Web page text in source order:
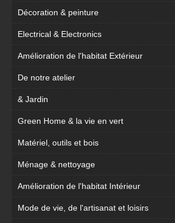
Décoration & peinture
Electrical & Electronics
Amélioration de l'habitat Extérieur
De notre atelier
& Jardin
Green Home & la vie en vert
Matériel, outils et bois
Ménage & nettoyage
Amélioration de l'habitat Intérieur
Mode de vie, de l'artisanat et loisirs